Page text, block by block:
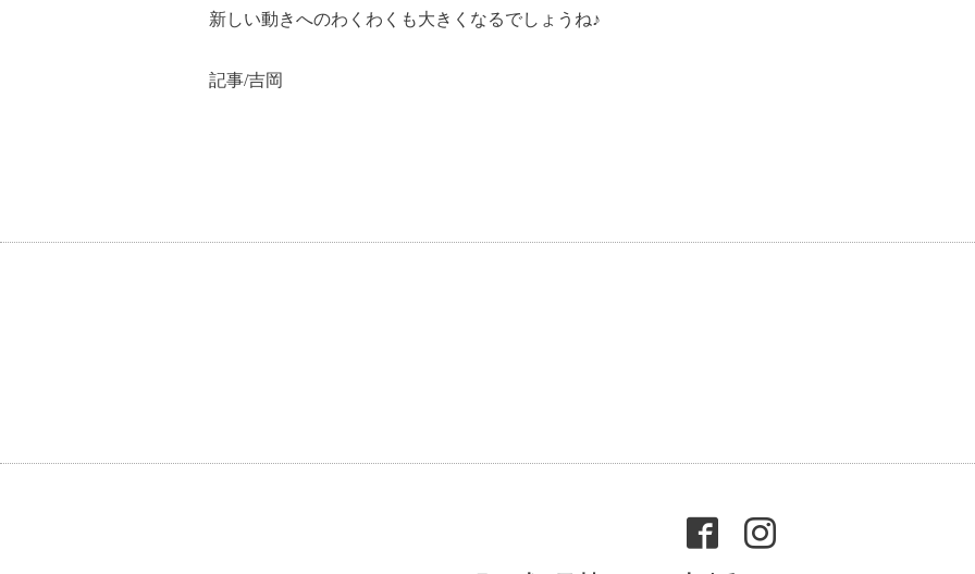
新しい動きへのわくわくも大きくなるでしょうね♪
記事/吉岡